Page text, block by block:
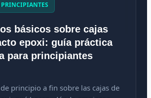
básicos sobre cajas
epoxi: guía práctica
para principiantes
principio a fin sobre las cajas de